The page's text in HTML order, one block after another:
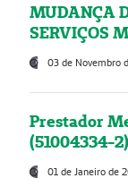
MUDANÇA
SERVIÇOS
03 de Novembro
Prestador
(51004334-2)
01 de Janeiro de